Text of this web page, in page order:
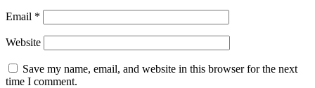
Email *
Website
Save my name, email, and website in this browser for the next
time I comment.